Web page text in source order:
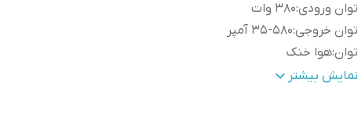
توان ورودی:380 وات
توان خروجی:35-580 آمپر
توان:هوا خنک
ابعاد:143*46*82.5 سانتی متر
نمایش بیشتر